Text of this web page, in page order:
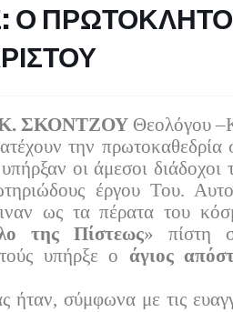
Ο
ΣΚΟΝΤΖΟΥ Θεολόγου
την πρωτοκαθεδρία
οι άμεσοι διάδοχοι
έργου Του.
ως τα πέρατα του
της Πίστεως» πίστη
υπήρξε ο άγιος
ήταν, σύμφωνα με τις